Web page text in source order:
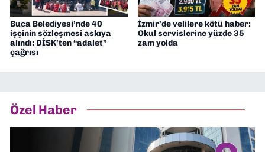
Buca Belediyesi’nde 40
işçinin sözleşmesi askıya
alındı: DİSK’ten “adalet”
çağrısı
İzmir’de velilere kötü haber:
Okul servislerine yüzde 35
zam yolda
Özel Haber